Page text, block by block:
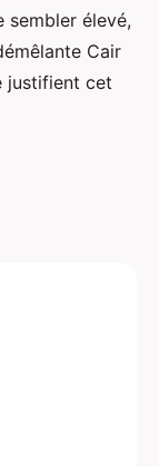
sembler élevé,
Cair
justifient cet